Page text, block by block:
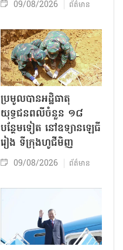
09/08/2026 ព័ត៌មាន
ប្រមូលបានអដ្ឋិធាតុ
យុទ្ធជនពលីចំនួន ១៨
បន្ថែមទៀត នៅឧទ្យានឡេធី
រៀង ទីក្រុងហូជីមិញ
09/08/2026 ព័ត៌មាន